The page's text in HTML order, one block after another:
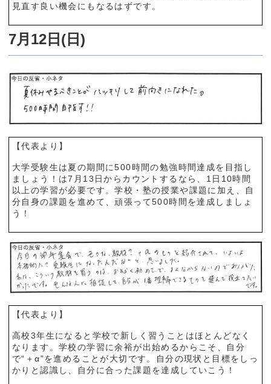
見直す良い機会にもなるはずです。
7月12日(日)
【代表より】
大学受験生は夏の期間に500時間の勉強時間達成を目指し
ましょう！は7月13日からカウントするなら、1日10時間
以上の学習が必要です。学校・塾の授業や課題に加え、自
分自身の課題を進めて、頑張って500時間を達成しましょ
う！
【代表より】
高校3年生になると学校で新しく習うことはほとんどなく
なります。学校の学習に余裕が出始めるからこそ、自分
で“＋α”を進めることが大切です。自分の現状と目標をしっ
かりと認識し、自分に合った課題を達成していこう！